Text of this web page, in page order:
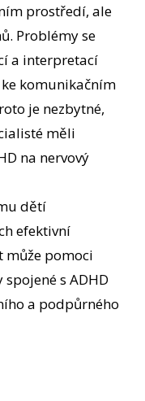
prostředí, ale
Problémy se
a interpretací
komunikačním
je nezbytné,
měli
na nervový
dětí
efektivní
může pomoci
s ADHD
a podpůrného